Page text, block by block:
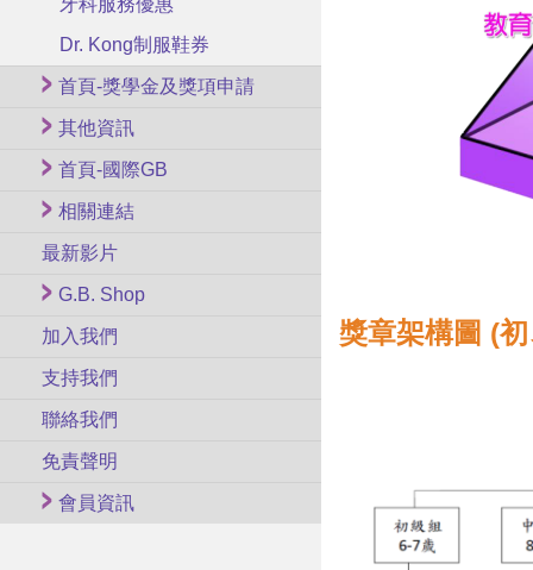
牙科服務優惠
Dr. Kong制服鞋券
首頁-獎學金及獎項申請
其他資訊
首頁-國際GB
相關連結
最新影片
G.B. Shop
加入我們
支持我們
聯絡我們
免責聲明
會員資訊
獎章架構圖 (